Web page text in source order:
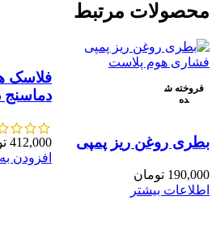
محصولات مرتبط
فروخته ش
ده
بطری روغن ریز پمپی
190,000 تومان
اطلاعات بیشتر
فلاسک
دماسنج
412,000
افزودن